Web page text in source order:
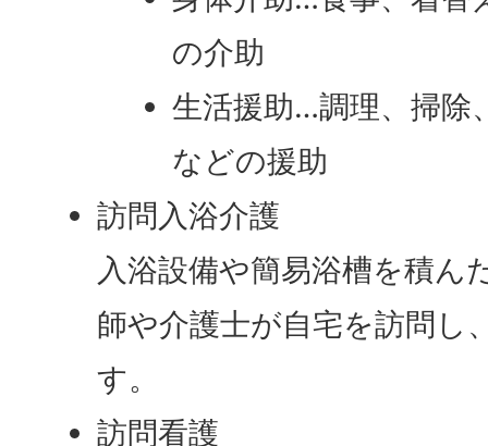
の介助
生活援助…調理、掃除
などの援助
訪問入浴介護
入浴設備や簡易浴槽を積ん
師や介護士が自宅を訪問し
す。
訪問看護